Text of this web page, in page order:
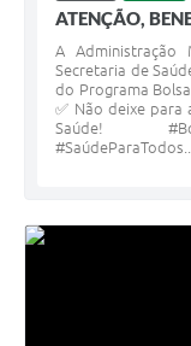
ATENÇÃO,
A Administração
Secretaria de
do Programa
✅ Não deixe para
Saúde!
#SaúdeParaTodos...